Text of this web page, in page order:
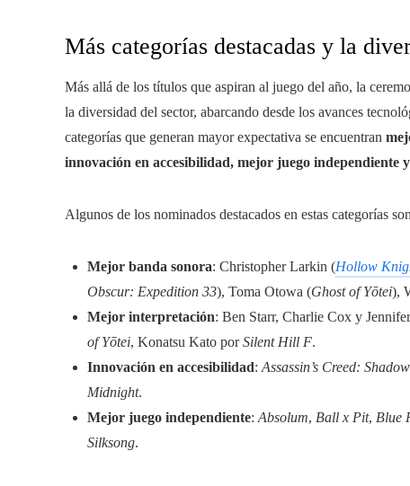
Más categorías destacadas y la
Más allá de los títulos que aspiran al juego del año, la
la diversidad del sector, abarcando desde los avances
categorías que generan mayor expectativa se encuentran
innovación en accesibilidad, mejor juego independiente
Algunos de los nominados destacados en estas categorías
Mejor banda sonora: Christopher Larkin (Hollow
Obscur: Expedition 33), Toma Otowa (Ghost of Yōtei),
Mejor interpretación: Ben Starr, Charlie Cox y
of Yōtei, Konatsu Kato porSilent Hill F.
Innovación en accesibilidad: Assassin’s Creed:
Midnight.
Mejor juego independiente: Absolum, Ball x Pit, Blue
Silksong.